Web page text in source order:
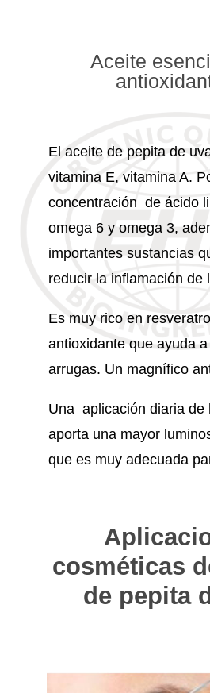
Aceite
El aceite de pepita de
vitamina E, vitamina A.
concentración de ácido
omega 6 y omega 3,
importantes sustancias
reducir la inflamación de
Es muy rico en
antioxidante que ayuda
arrugas. Un magnífico
Una aplicación diaria de
aporta una mayor
que es muy adecuada
cosméticas
de pepita